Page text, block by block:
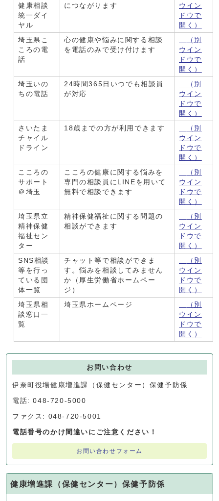
健康相談
統一ダイ
ヤル
につながります
ウイン
ドウで
開く）
埼玉県こ
ころの電
話
心の健康や悩みに関する相談
を電話のみで受け付けます
（別
ウイン
ドウで
開く）
埼玉いの
ちの電話
24時間365日いつでも相談員
が対応
（別
ウイン
ドウで
開く）
さいたま
チャイル
ドライン
18歳までの方が利用できます
（別
ウイン
ドウで
開く）
こころの
サポート
＠埼玉
こころの健康に関する悩みを
専門の相談員にLINEを用いて
無料で相談できます
（別
ウイン
ドウで
開く）
埼玉県立
精神保健
福祉セン
ター
精神保健福祉に関する問題の
相談ができます
（別
ウイン
ドウで
開く）
SNS相談
等を行っ
ている団
体一覧
チャット等で相談ができま
す。悩みを相談してみません
か（厚生労働省ホームペー
ジ）
（別
ウイン
ドウで
開く）
埼玉県相
談窓口一
覧
埼玉県ホームページ
（別
ウイン
ドウで
開く）
お問い合わせ
伊奈町役場健康増進課（保健センター）保健予防係
電話: 048-720-5000
ファクス: 048-720-5001
電話番号のかけ間違いにご注意ください！
お問い合わせフォーム
健康増進課（保健センター）保健予防係